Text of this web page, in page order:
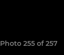
Photo 255 of 257